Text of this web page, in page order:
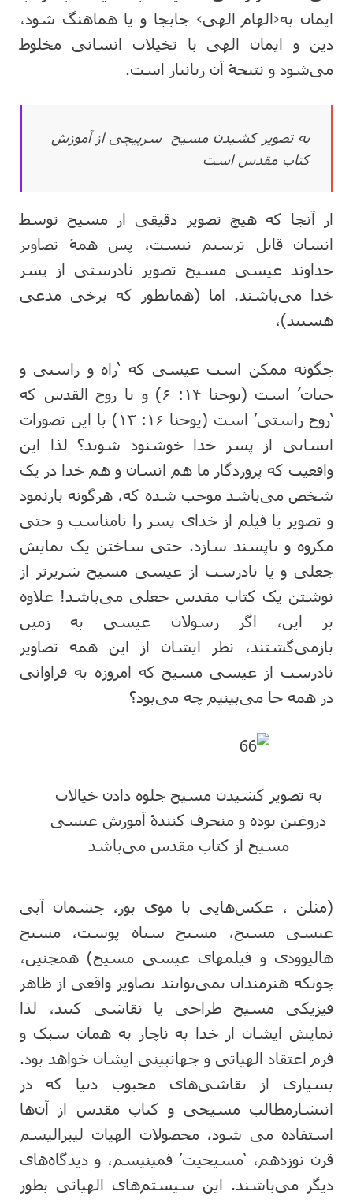
ایمان به‹الهام الهی› جابجا و یا هماهنگ شود،
دین و ایمان الهی با تخیلات انسانی مخلوط
می‌شود و نتیجۀ آن زیانبار است.
به تصویر کشیدن مسیح سرپیچی از آموزش
کتاب مقدس است
از آنجا که هیچ تصویر دقیقی از مسیح توسط
انسان قابل ترسیم نیست، پس همۀ تصاویر
خداوند عیسی مسیح تصویر نادرستی از پسر
خدا می‌باشند. اما (همانطور که برخی مدعی
هستند)،
چگونه ممکن است عیسی که ‘راه و راستی و
حیات’ است (یوحنا ۱۴: ۶) و یا روح القدس که
‘روح راستی’ است (یوحنا ۱۶: ۱۳) با این تصورات
انسانی از پسر خدا خوشنود شوند؟ لذا این
واقعیت که پروردگار ما هم انسان و هم خدا در یک
شخص می‌باشد موجب شده که، هرگونه بازنمود
و تصویر یا فیلم از خدای پسر را نامناسب و حتی
مکروه و ناپسند سازد. حتی ساختن یک نمایش
جعلی و یا نادرست از عیسی مسیح شریرتر از
نوشتن یک کتاب مقدس جعلی می‌باشد! علاوه
بر این، اگر رسولان عیسی به زمین
بازمی‌گشتند، نظر ایشان از این همه تصاویر
نادرست از عیسی مسیح که امروزه به فراوانی
در همه جا می‌بینیم چه می‌بود؟
به تصویر کشیدن مسیح جلوه دادن خیالات
دروغین بوده و منحرف کنندۀ آموزش عیسی
مسیح از کتاب مقدس می‌باشد
(مثلن ، عکس‌هایی با موی بور، چشمان آبی
عیسی مسیح، مسیح سیاه پوست، مسیح
هالیوودی و فیلمهای عیسی مسیح) همچنین،
چونکه هنرمندان نمی‌توانند تصاویر واقعی از ظاهر
فیزیکی مسیح طراحی یا نقاشی کنند، لذا
نمایش ایشان از خدا به ناچار به همان سبک و
فرم اعتقاد الهیاتی و جهانبینی ایشان خواهد بود.
بسیاری از نقاشی‌های محبوب دنیا که در
انتشارمطالب مسیحی و کتاب مقدس از آن‌ها
استفاده می شود، محصولات الهیات لیبرالیسم
قرن نوزدهم، ‘مسیحیت’ فمینیسم، و دیدگاه‌های
دیگر می‌باشند. این سیستم‌های الهیاتی بطور